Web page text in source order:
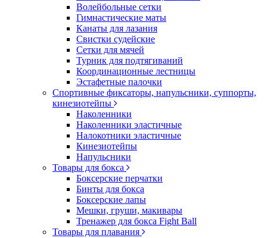
Волейбольные сетки
Гимнастические маты
Канаты для лазания
Свистки судейские
Сетки для мячей
Турник для подтягиваний
Координационные лестницы
Эстафетные палочки
Спортивные фиксаторы, напульсники, суппорты,
кинезиотейпы
Наколенники
Наколенники эластичные
Налокотники эластичные
Кинезиотейпы
Напульсники
Товары для бокса
Боксерские перчатки
Бинты для бокса
Боксерские лапы
Мешки, груши, макивары
Тренажер для бокса Fight Ball
Товары для плавания